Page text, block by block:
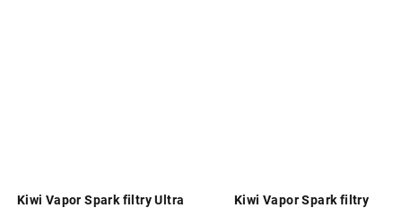
Kiwi Vapor Spark filtry Ultra
Kiwi Vapor Spark filtry